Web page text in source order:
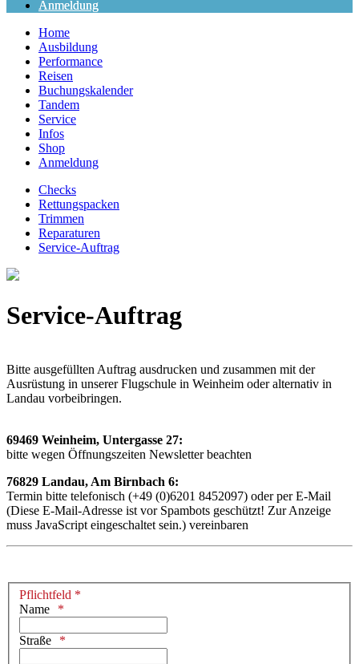
Anmeldung
Home
Ausbildung
Performance
Reisen
Buchungskalender
Tandem
Service
Infos
Shop
Anmeldung
Checks
Rettungspacken
Trimmen
Reparaturen
Service-Auftrag
Service-Auftrag
Bitte ausgefüllten Auftrag ausdrucken und zusammen mit der
Ausrüstung in unserer Flugschule in Weinheim oder alternativ in
Landau vorbeibringen.
69469 Weinheim, Untergasse 27:
bitte wegen Öffnungszeiten Newsletter beachten
76829 Landau, Am Birnbach 6:
Termin bitte telefonisch (+49 (0)6201 8452097) oder per E-Mail
(Diese E-Mail-Adresse ist vor Spambots geschützt! Zur Anzeige
muss JavaScript eingeschaltet sein.) vereinbaren
Pflichtfeld *
Name
Straße